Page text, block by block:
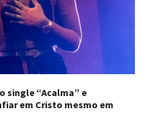
single “Acalma” e
em Cristo mesmo em